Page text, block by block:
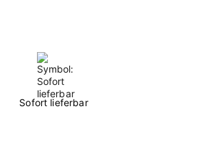
Sofort lieferbar